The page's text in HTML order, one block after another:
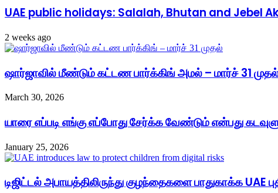
UAE public holidays: Salalah, Bhutan and Jebel
2 weeks ago
ஷார்ஜாவில் மீண்டும் கட்டண பார்க்கிங் அமல் – மார்ச் 31
March 30, 2026
யாரை எப்படி எங்கு எப்போது சேர்க்க வேண்டும் என்பது
January 25, 2026
டிஜிட்டல் அபாயத்திலிருந்து குழந்தைகளை பாதுகாக்க UAE